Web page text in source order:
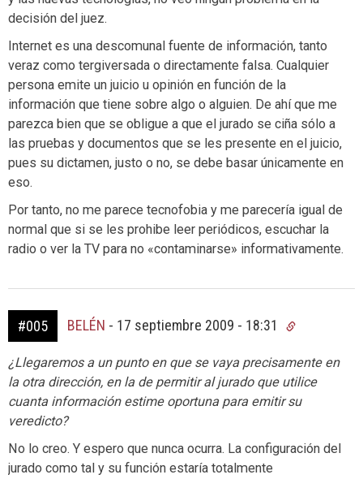
decisión del juez.
Internet es una descomunal fuente de información, tanto
veraz como tergiversada o directamente falsa. Cualquier
persona emite un juicio u opinión en función de la
información que tiene sobre algo o alguien. De ahí que me
parezca bien que se obligue a que el jurado se ciña sólo a
las pruebas y documentos que se les presente en el juicio,
pues su dictamen, justo o no, se debe basar únicamente en
eso.
Por tanto, no me parece tecnofobia y me parecería igual de
normal que si se les prohibe leer periódicos, escuchar la
radio o ver la TV para no «contaminarse» informativamente.
#005 BELÉN - 17 septiembre 2009 - 18:31
¿Llegaremos a un punto en que se vaya precisamente en
la otra dirección, en la de permitir al jurado que utilice
cuanta información estime oportuna para emitir su
veredicto?
No lo creo. Y espero que nunca ocurra. La configuración del
jurado como tal y su función estaría totalmente